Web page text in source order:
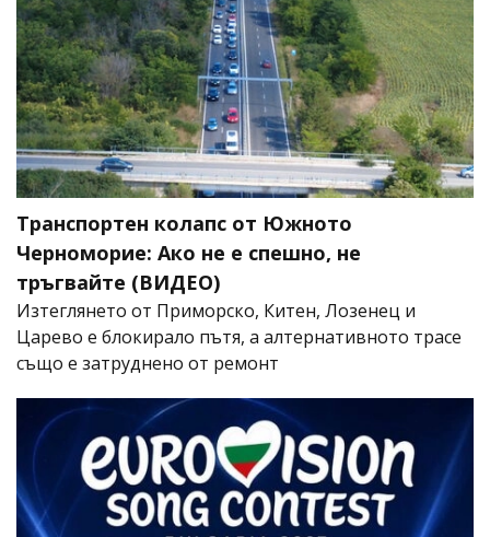
Транспортен колапс от Южното
Черноморие: Ако не е спешно, не
тръгвайте (ВИДЕО)
Изтеглянето от Приморско, Китен, Лозенец и
Царево е блокирало пътя, а алтернативното трасе
също е затруднено от ремонт